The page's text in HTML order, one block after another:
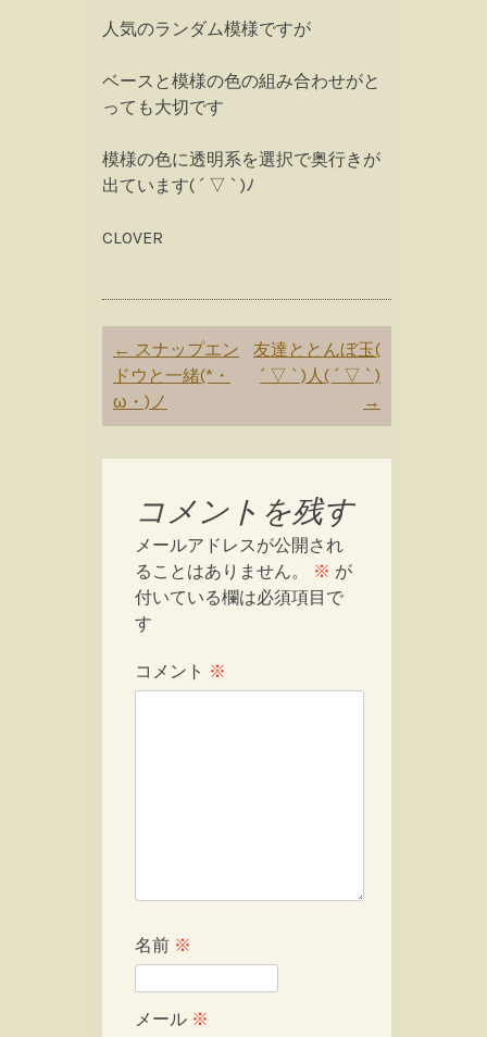
人気のランダム模様ですが
ベースと模様の色の組み合わせがと
っても大切です
模様の色に透明系を選択で奥行きが
出ています( ´ ▽ ` )ﾉ
CLOVER
Post
navigation
← スナップエン
ドウと一緒(*・
ω・)ノ
友達ととんぼ玉(
´ ▽ ` )人( ´ ▽ ` )
→
コメントを残す
メールアドレスが公開され
ることはありません。
※ が
付いている欄は必須項目で
す
コメント ※
名前 ※
メール ※